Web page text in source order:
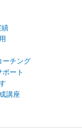
績
ーチング
ート
講座